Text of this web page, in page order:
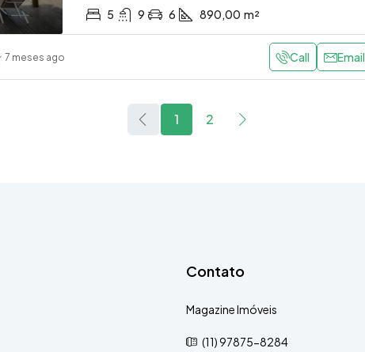
5
9 6 890,00 m²
7 meses ago Call Email
1 2
Contato
Magazine Imóveis
(11) 97875-8284